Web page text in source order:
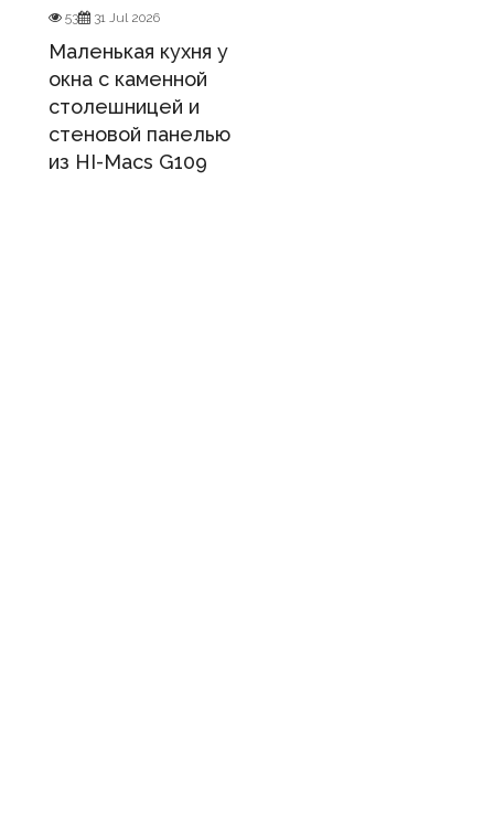
53 31 Jul 2026
Маленькая кухня у
окна с каменной
столешницей и
стеновой панелью
из HI-Macs G109